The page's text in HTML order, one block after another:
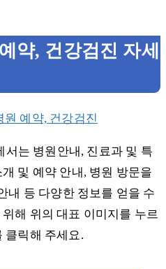
약, 건강검진 자세
는 병원안내, 진료과 및 특
및 예약 안내, 병원 방문을
내 등 다양한 정보를 얻을 수
해 위의 대표 이미지를 누르
클릭해 주세요.